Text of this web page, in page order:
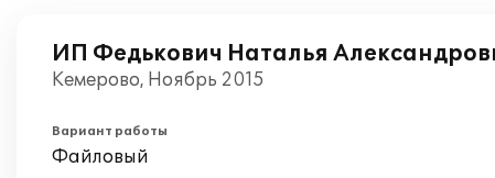
ИП Федькович Наталья
Кемерово, Ноябрь 2015
Вариант работы
Файловый